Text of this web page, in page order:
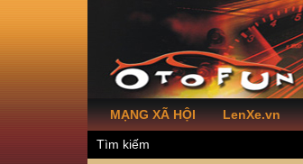
MẠNG XÃ HỘI LenXe.vn
Tìm kiếm